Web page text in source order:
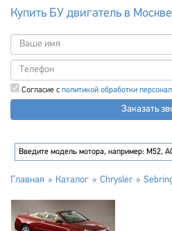
Купить БУ двигатель в Москве
Согласие с политикой обработки
Заказать
Главная Каталог Chrysler